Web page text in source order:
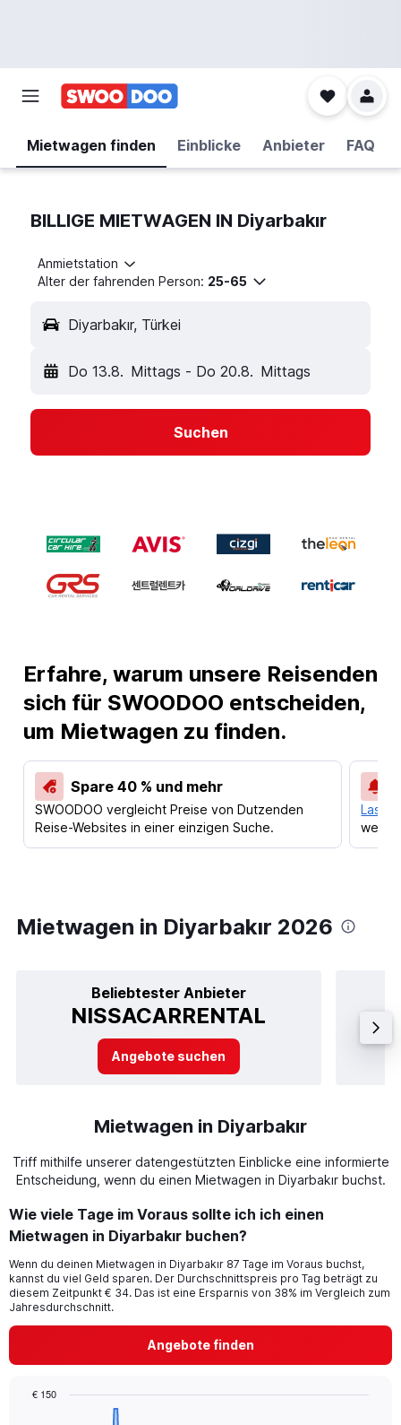
Mietwagen finden Einblicke Anbieter FAQ
BILLIGE MIETWAGEN IN Diyarbakır
Anmietstation
Alter der fahrenden Person: 25-65
Diyarbakır, Türkei
Do 13.8. Mittags - Do 20.8. Mittags
Suchen
Erfahre, warum unsere Reisenden
sich für SWOODOO entscheiden,
um Mietwagen zu finden.
Spare 40 % und mehr
SWOODOO vergleicht Preise von Dutzenden
Reise-Websites in einer einzigen Suche.
Lass
Mietwagen in Diyarbakır 2026
Beliebtester Anbieter
NISSACARRENTAL
Angebote suchen
Mietwagen in Diyarbakır
Triff mithilfe unserer datengestützten Einblicke eine informierte
Entscheidung, wenn du einen Mietwagen in Diyarbakır buchst.
Wie viele Tage im Voraus sollte ich ich einen
Mietwagen in Diyarbakır buchen?
Wenn du deinen Mietwagen in Diyarbakır 87 Tage im Voraus buchst,
kannst du viel Geld sparen. Der Durchschnittspreis pro Tag beträgt zu
diesem Zeitpunkt € 34. Das ist eine Ersparnis von 38% im Vergleich zum
Jahresdurchschnitt.
Angebote finden
€ 150